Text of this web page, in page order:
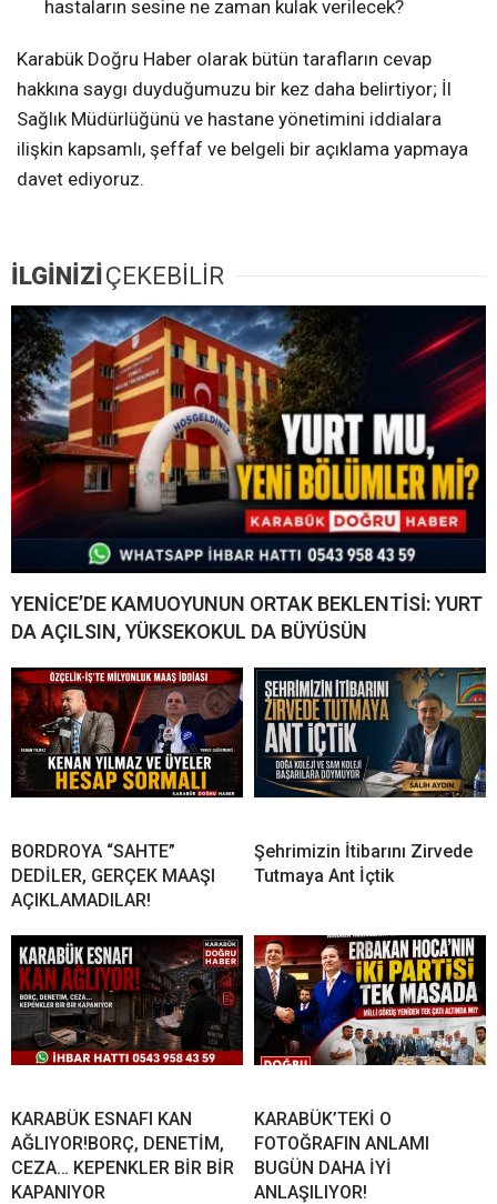
hastaların sesine ne zaman kulak verilecek?
Karabük Doğru Haber olarak bütün tarafların cevap
hakkına saygı duyduğumuzu bir kez daha belirtiyor; İl
Sağlık Müdürlüğünü ve hastane yönetimini iddialara
ilişkin kapsamlı, şeffaf ve belgeli bir açıklama yapmaya
davet ediyoruz.
İLGİNİZİÇEKEBİLİR
YENİCE’DE KAMUOYUNUN ORTAK BEKLENTİSİ: YURT
DA AÇILSIN, YÜKSEKOKUL DA BÜYÜSÜN
BORDROYA “SAHTE”
DEDİLER, GERÇEK MAAŞI
AÇIKLAMADILAR!
Şehrimizin İtibarını Zirvede
Tutmaya Ant İçtik
KARABÜK ESNAFI KAN
AĞLIYOR!BORÇ, DENETİM,
CEZA… KEPENKLER BİR BİR
KAPANIYOR
KARABÜK’TEKİ O
FOTOĞRAFIN ANLAMI
BUGÜN DAHA İYİ
ANLAŞILIYOR!